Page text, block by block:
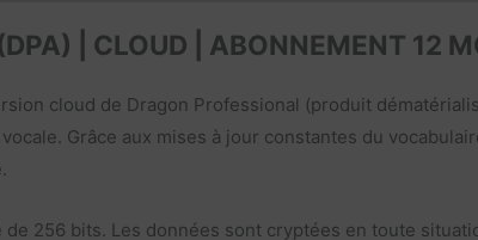
| CLOUD | ABONNEMENT 12
cloud de Dragon Professional (produit
Grâce aux mises à jour constantes du
de 256 bits. Les données sont cryptées en toute